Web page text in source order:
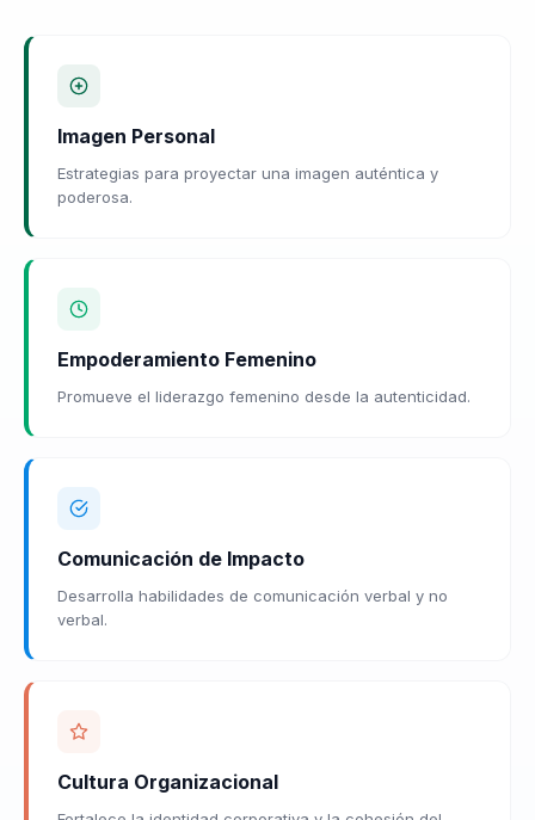
Imagen Personal
Estrategias para proyectar una imagen auténtica y
poderosa.
Empoderamiento Femenino
Promueve el liderazgo femenino desde la autenticidad.
Comunicación de Impacto
Desarrolla habilidades de comunicación verbal y no
verbal.
Cultura Organizacional